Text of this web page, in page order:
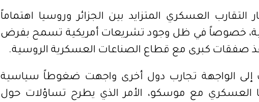
التقارب العسكري المتزايد بين الجزائر وروسيا اهتماماً
خصوصاً في ظل وجود تشريعات أمريكية تسمح بفرض
صفقات كبرى مع قطاع الصناعات العسكرية الروسية.
إلى الواجهة تجارب دول أخرى واجهت ضغوطاً سياسية
العسكري مع موسكو، الأمر الذي يطرح تساؤلات حول